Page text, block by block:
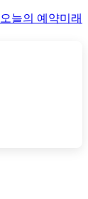
오늘의 예약미래